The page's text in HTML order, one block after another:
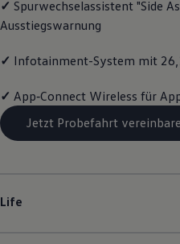
Magazin
Lifestyle
Familie
Elektromobilität
Pannen- und
Volkswagen
✓ Spurwechselassistent "Side
Ausstiegswarnung
✓ Infotainment-System mit
✓ App‑Connect Wireless für
Jetzt Probefahrt
Life